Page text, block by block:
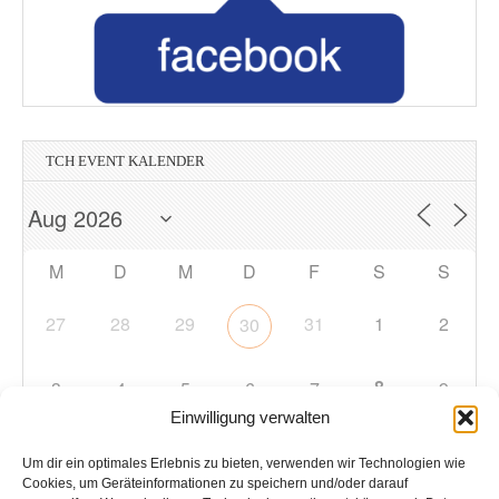
Einwilligung verwalten
Um dir ein optimales Erlebnis zu bieten, verwenden wir Technologien wie
Cookies, um Geräteinformationen zu speichern und/oder darauf
TCH EVENT KALENDER
M D M D F S S
27 28 29 30 31 1 2
3 4 5 6 7 8 9
10 11 12 13 14 15